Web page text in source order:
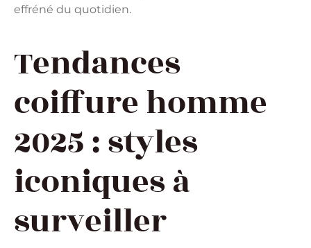
effréné du quotidien.
Tendances
coiffure homme
2025 : styles
iconiques à
surveiller